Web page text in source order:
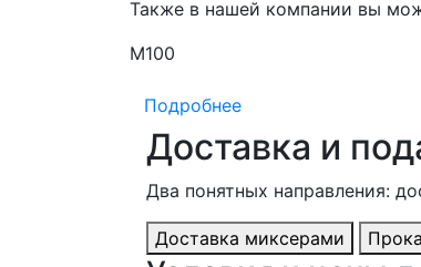
Также в нашей компании вы
М100
Подробнее
Доставка и
Два понятных направления:
Доставка миксерами